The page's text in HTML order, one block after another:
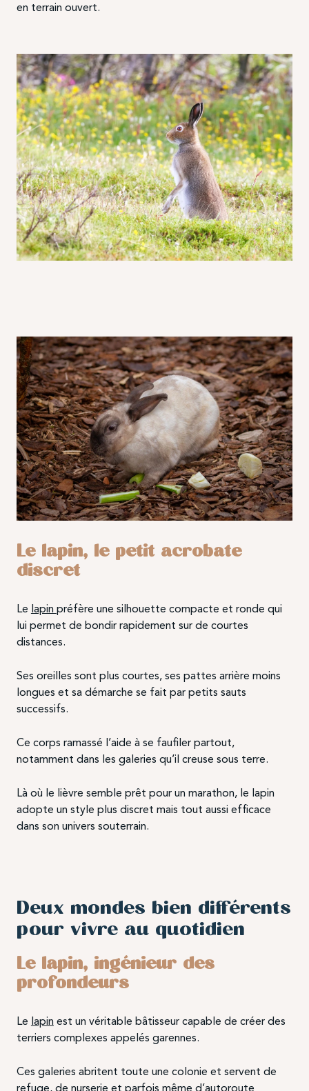
en terrain ouvert.
Le lapin, le petit acrobate
discret
Le lapin préfère une silhouette compacte et ronde qui
lui permet de bondir rapidement sur de courtes
distances.
Ses oreilles sont plus courtes, ses pattes arrière moins
longues et sa démarche se fait par petits sauts
successifs.
Ce corps ramassé l’aide à se faufiler partout,
notamment dans les galeries qu’il creuse sous terre.
Là où le lièvre semble prêt pour un marathon, le lapin
adopte un style plus discret mais tout aussi efficace
dans son univers souterrain.
Deux mondes bien différents
pour vivre au quotidien
Le lapin, ingénieur des
profondeurs
Le lapin est un véritable bâtisseur capable de créer des
terriers complexes appelés garennes.
Ces galeries abritent toute une colonie et servent de
refuge, de nurserie et parfois même d’autoroute